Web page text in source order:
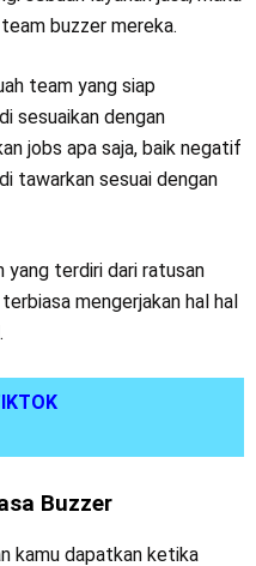
buzzer mereka.
team yang siap
sesuaikan dengan
jobs apa saja, baik negatif
tawarkan sesuai dengan
yang terdiri dari ratusan
mengerjakan hal hal
Buzzer
kamu dapatkan ketika